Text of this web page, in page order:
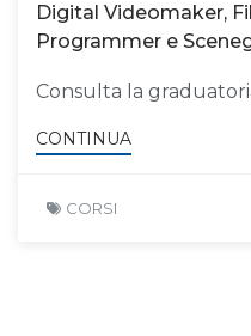
Digital Videomaker,
Programmer e
Consulta la
CONTINUA
CORSI